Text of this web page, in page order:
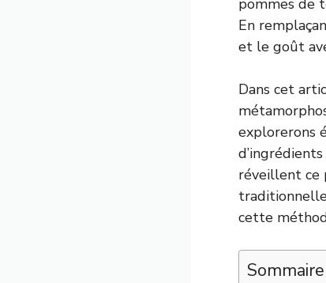
En
et le goût
Dans cet
explorerons
réveillent ce
cette
Sommaire